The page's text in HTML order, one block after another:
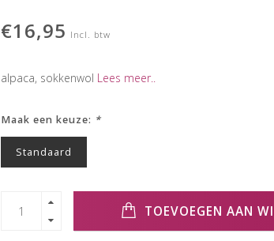
€16,95 Incl. btw
alpaca, sokkenwol Lees meer..
Maak een keuze: *
Standaard
TOEVOEGEN AAN